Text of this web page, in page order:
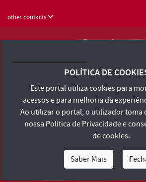
other contacts
Terms and Conditions and
Accessibility Statement
POLÍTICA DE
Este portal utiliza cookies para
acessos e para melhoria da
Ao utilizar o portal, o utilizador toma
nossa Política de Privacidadee
de cookies.
Saber Mais